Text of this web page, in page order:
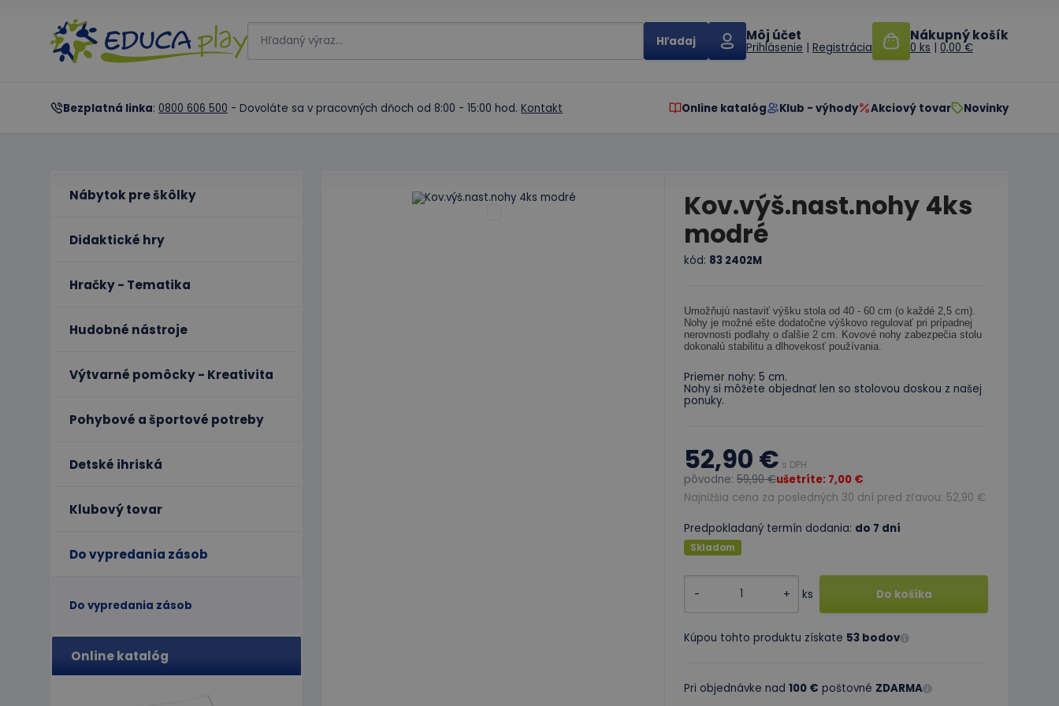
Môj účet
Prihlásenie | Registrácia
Nákupný košík
0 ks | 0,00 €
Bezplatná linka: 0800 606 500 - Dovoláte sa v pracovných dňoch od 8:00 - 15:00 hod. Kontakt Online katalóg Klub - výhody Akciový tovar Novinky
Nábytok pre škôlky
Didaktické hry
Hračky - Tematika
Hudobné nástroje
Výtvarné pomôcky - Kreativita
Pohybové a športové potreby
Detské ihriská
Klubový tovar
Do vypredania zásob
Do vypredania zásob
Online katalóg
Kov.výš.nast.nohy 4ks
modré
kód: 83 2402M
Umožňujú nastaviť výšku stola od 40 - 60 cm (o každé 2,5 cm).
Nohy je možné ešte dodatočne výškovo regulovať pri prípadnej
nerovnosti podlahy o ďalšie 2 cm. Kovové nohy zabezpečia stolu
dokonalú stabilitu a dlhovekosť používania.
Priemer nohy: 5 cm.
Nohy si môžete objednať len so stolovou doskou z našej
ponuky.
52,90 € s DPH
pôvodne: 59,90 €ušetríte: 7,00 €
Najnižšia cena za posledných 30 dní pred zľavou: 52,90 €
Predpokladaný termín dodania: do 7 dní
Skladom
- + ks Do košíka
Kúpou tohto produktu získate 53 bodov
Pri objednávke nad 100 € poštovné ZDARMA